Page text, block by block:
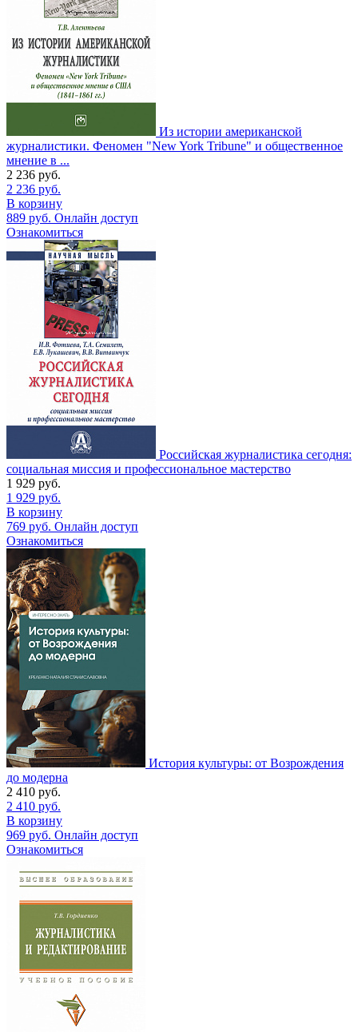
Из истории американской
журналистики. Феномен "New York Tribune" и общественное
мнение в ...
2 236 руб.
2 236 руб.
В корзину
889 руб. Онлайн доступ
Ознакомиться
Российская журналистика сегодня:
социальная миссия и профессиональное мастерство
1 929 руб.
1 929 руб.
В корзину
769 руб. Онлайн доступ
Ознакомиться
История культуры: от Возрождения
до модерна
2 410 руб.
2 410 руб.
В корзину
969 руб. Онлайн доступ
Ознакомиться